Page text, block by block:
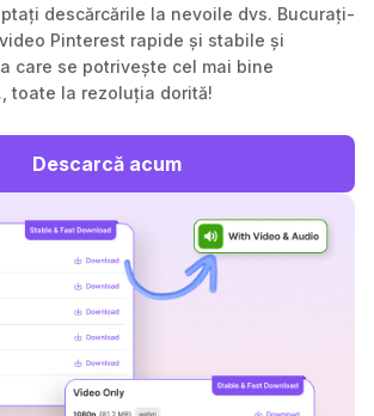
descărcările la nevoile dvs. Bucurați-
Pinterest rapide și stabile și
care se potrivește cel mai bine
toate la rezoluția dorită!
Descarcă acum